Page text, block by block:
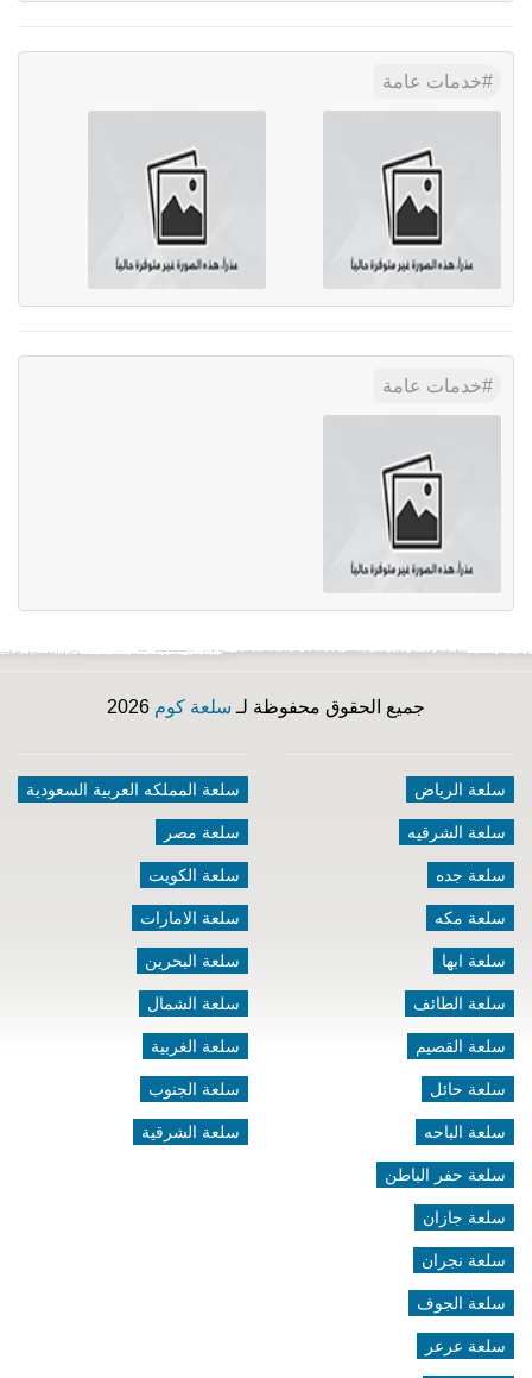
خدمات عامة
خدمات عامة
جميع الحقوق محفوظة لـ سلعة كوم
سلعة الرياض
سلعة الشرقيه
سلعة جده
سلعة مكه
سلعة ابها
سلعة الطائف
سلعة القصيم
سلعة حائل
سلعة الباحه
سلعة حفر الباطن
سلعة جازان
سلعة نجران
سلعة الجوف
سلعة عرعر
سلعة المملكه العربية السعودية
سلعة مصر
سلعة الكويت
سلعة الامارات
سلعة البحرين
سلعة الشمال
سلعة الغربية
سلعة الجنوب
سلعة الشرقية